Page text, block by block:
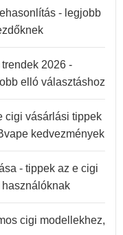
- legjobb
2026 -
elló választáshoz
cigi vásárlási tippek
kedvezmények
- tippek az e cigi
cigi modellekhez,